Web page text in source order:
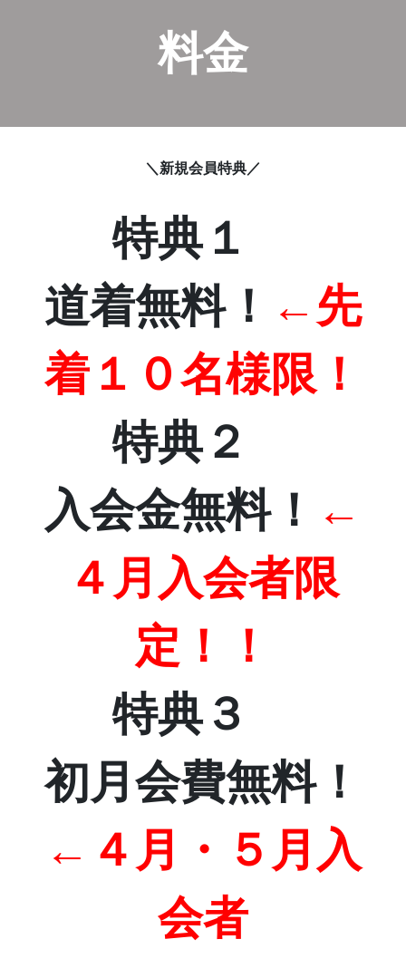
料金
＼新規会員特典／
特典１
道着無料！ ←先
着１０名様限！
特典２
入会金無料！ ←
４月入会者限
定！！
特典３
初月会費無料！
←４月・５月入
会者